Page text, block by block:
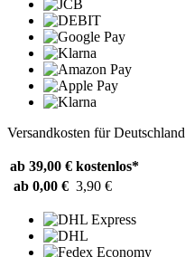
Versandkosten für Deutschland
ab 39,00 € kostenlos*
ab 0,00 € 3,90 €